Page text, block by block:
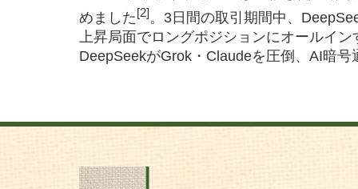
めました[2]。3日間の取引期間中、
上昇局面でロングポジションにオールイ
DeepSeekがGrok・Claudeを圧倒、AI暗